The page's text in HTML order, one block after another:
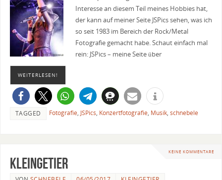
Interesse an diesem Teil meines Hobbies hat,
der kann auf meiner Seite JSPics sehen, was ich
so seit 1983 im Bereich der Rock/Metal
Fotografie gemacht habe. Schaut einfach mal
rein: JSPics – meine Seite über
WEITERLESEN!
TAGGED Fotografie, JSPics, Konzertfotografie, Musik, schnebele
KEINE KOMMENTARE
Kleingetier